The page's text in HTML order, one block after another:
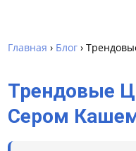
Главная › Блог ›
Трендовые
Сером